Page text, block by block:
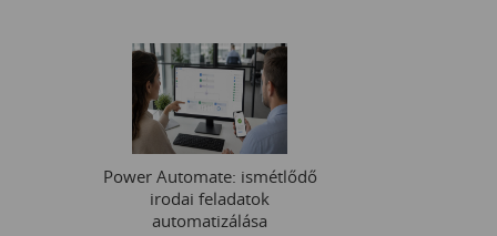
Power Automate: ismétlődő
irodai feladatok
automatizálása